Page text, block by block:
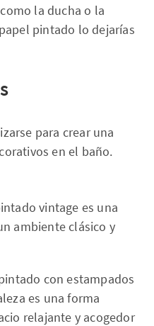
la ducha o la
pintado lo dejarías
para crear una
en el baño.
vintage es una
ambiente clásico y
con estampados
es una forma
relajante y acogedor